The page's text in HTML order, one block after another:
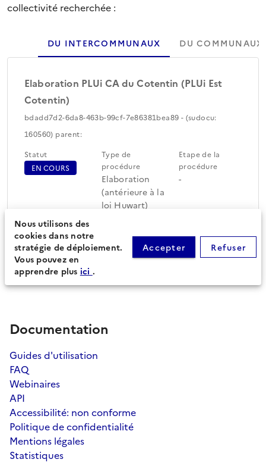
collectivité recherchée :
DU INTERCOMMUNAUX DU COMMUNAUX
Elaboration PLUi CA du Cotentin (PLUi Est
Cotentin)
bdadd7d2-6da8-463b-99cf-7e86381bea89 - (sudocu:
160560) parent:
Statut
EN COURS
Type de
procédure
Elaboration
(antérieure à la
loi Huwart)
Etape de la
procédure
-
Périmètre du document
d'urbanisme (50)
Feuille de route
Documentation
Guides d'utilisation
FAQ
Webinaires
API
Accessibilité: non conforme
Politique de confidentialité
Mentions légales
Statistiques
Nous utilisons des
cookies dans notre
stratégie de déploiement.
Vous pouvez en
apprendre plus ici .
Accepter Refuser